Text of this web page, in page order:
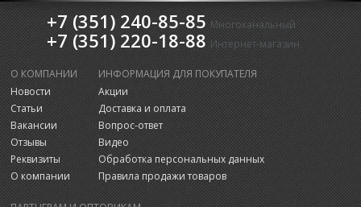
+7 (351) 240-85-85 Многоканальный
+7 (351) 220-18-88 Интернет-магазин
О КОМПАНИИ
Новости
Статьи
Вакансии
Отзывы
Реквизиты
О компании
ИНФОРМАЦИЯ ДЛЯ ПОКУПАТЕЛЯ
Акции
Доставка и оплата
Вопрос-ответ
Видео
Обработка персональных данных
Правила продажи товаров